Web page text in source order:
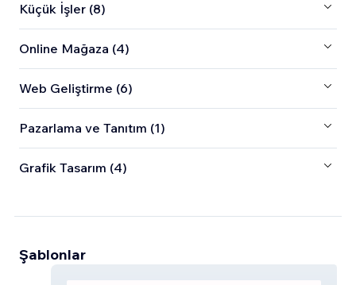
Küçük İşler (8)
Online Mağaza (4)
Web Geliştirme (6)
Pazarlama ve Tanıtım (1)
Grafik Tasarım (4)
Şablonlar